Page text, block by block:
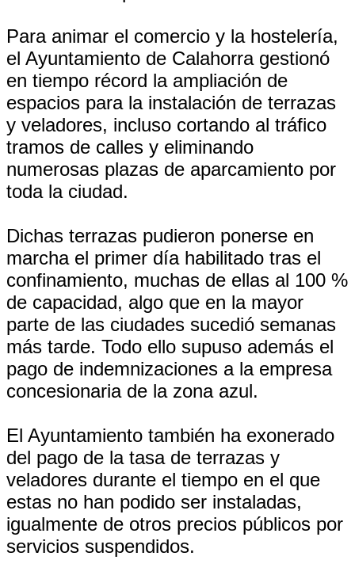
Para animar el comercio y la hostelería,
el Ayuntamiento de Calahorra gestionó
en tiempo récord la ampliación de
espacios para la instalación de terrazas
y veladores, incluso cortando al tráfico
tramos de calles y eliminando
numerosas plazas de aparcamiento por
toda la ciudad.
Dichas terrazas pudieron ponerse en
marcha el primer día habilitado tras el
confinamiento, muchas de ellas al 100 %
de capacidad, algo que en la mayor
parte de las ciudades sucedió semanas
más tarde. Todo ello supuso además el
pago de indemnizaciones a la empresa
concesionaria de la zona azul.
El Ayuntamiento también ha exonerado
del pago de la tasa de terrazas y
veladores durante el tiempo en el que
estas no han podido ser instaladas,
igualmente de otros precios públicos por
servicios suspendidos.